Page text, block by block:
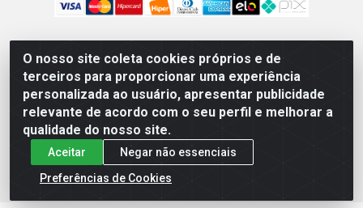
O nosso site coleta cookies próprios e de
terceiros para proporcionar uma experiência
personalizada ao usuário, apresentar publicidade
relevante de acordo com o seu perfil e melhorar a
qualidade do nosso site.
Aceitar
Negar não essenciais
Preferências de Cookies
Mix Alimentos LTDA - Quadra Asr Ne 55 (412 Norte), Alameda
02, S/N - Plano Diretor Norte, Palmas/TO - CEP 77.006-540 -
CNPJ 05.922.500/0001-02